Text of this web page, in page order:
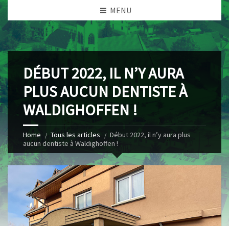
MENU
DÉBUT 2022, IL N’Y AURA
PLUS AUCUN DENTISTE À
WALDIGHOFFEN !
Home Tous les articles
Début 2022, il n’y aura plus
aucun dentiste à Waldighoffen !